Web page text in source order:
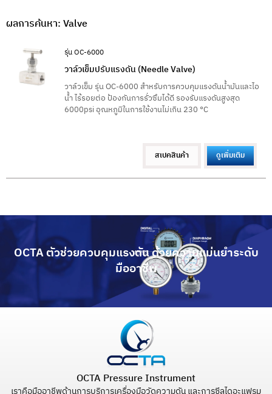
ผลการค้นหา: Valve
รุ่น OC-6000
วาล์วเข็มปรับแรงดัน (Needle Valve)
วาล์วเข็ม รุ่น OC-6000 สำหรับการควบคุมแรงดันน้ำมันและไอ
น้ำ ไร้รอยต่อ ป้องกันการรั่วซึมได้ดี รองรับแรงดันสูงสุด
6000psi อุณหภูมิในการใช้งานไม่เกิน 230 °C
สเปคสินค้า ดูเพิ่มเติม
OCTA ตัวช่วยควบคุมแรงดัน ด้วยความแม่นยำระดับ
มืออาชีพ
OCTA Pressure Instrument